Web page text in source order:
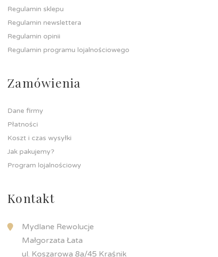
Regulamin sklepu
Regulamin newslettera
Regulamin opinii
Regulamin programu lojalnościowego
Zamówienia
Dane firmy
Płatności
Koszt i czas wysyłki
Jak pakujemy?
Program lojalnościowy
Kontakt
Mydlane Rewolucje
Małgorzata Łata
ul. Koszarowa 8a/45 Kraśnik